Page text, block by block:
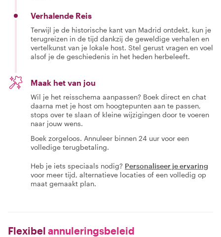
Verhalende Reis
Terwijl je de historische kant van Madrid ontdekt, kun je
terugreizen in de tijd dankzij de geweldige verhalen en
vertelkunst van je lokale host. Stel gerust vragen en voel
alsof je de geschiedenis in het heden herbeleeft.
Maak het van jou
Wil je het reisschema aanpassen? Boek direct en chat
daarna met je host om hoogtepunten aan te passen,
stops over te slaan of kleine wijzigingen door te voeren
naar jouw wens.
Boek zorgeloos. Annuleer binnen 24 uur voor een
volledige terugbetaling.
Heb je iets speciaals nodig? Personaliseer je ervaring
voor meer tijd, alternatieve locaties of een volledig op
maat gemaakt plan.
Flexibel annuleringsbeleid